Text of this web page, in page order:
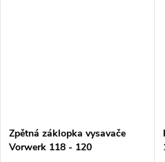
Zpětná záklopka vysavače
Vorwerk 118 - 120